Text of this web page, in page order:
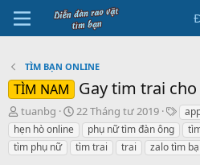
TÌM BẠN ONLINE
TÌM NAM Gay tim trai
B
ắ
t
đ
tuanbg
N
g
à
y
22 Tháng tư 2019
T
h
ẻ
hẹn hò online
phụ nữ tìm đàn ông
tìm phụ nữ
tìm trai trai zalo tìm